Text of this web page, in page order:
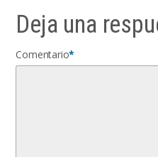
Deja una
Comentario*